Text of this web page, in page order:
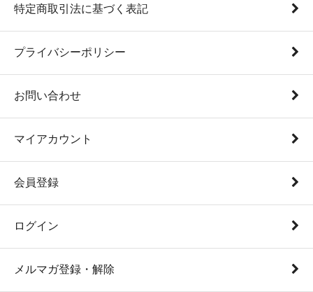
特定商取引法に基づく表記
プライバシーポリシー
お問い合わせ
マイアカウント
会員登録
ログイン
メルマガ登録・解除